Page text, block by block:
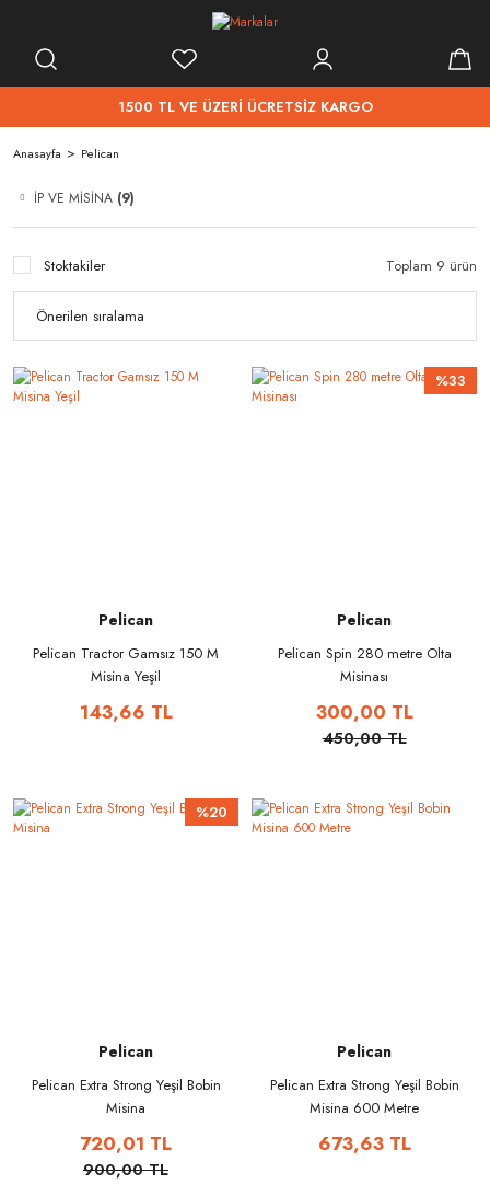
1500 TL VE ÜZERİ ÜCRETSİZ KARGO
Anasayfa Pelican
İP VE MİSİNA (9)
Stoktakiler Toplam 9 ürün
Pelican
Pelican Tractor Gamsız 150 M
Misina Yeşil
143,66 TL
%33
Pelican
Pelican Spin 280 metre Olta
Misinası
300,00 TL
450,00 TL
%20
Pelican
Pelican Extra Strong Yeşil Bobin
Misina
720,01 TL
900,00 TL
Pelican
Pelican Extra Strong Yeşil Bobin
Misina 600 Metre
673,63 TL